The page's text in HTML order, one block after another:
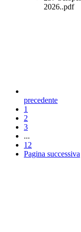
2026..pdf
precedente
1
2
3
...
12
Pagina successiva